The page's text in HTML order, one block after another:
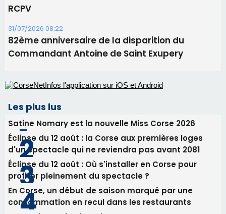
Satine Nomary est la nouvelle Miss Corse 2026
d'un spectacle qui ne reviendra pas avant 2081
Éclipse du 12 août : Où s'installer en Corse pour
profiter pleinement du spectacle ?
consommation en recul dans les restaurants
face à une nouvelle escroquerie au faux vendeur de
vin
Newsletter
Inscrivez-vous à la newsletter de CNI et recevez par
email les infos les plus importantes et une sélection de
nos meilleurs articles